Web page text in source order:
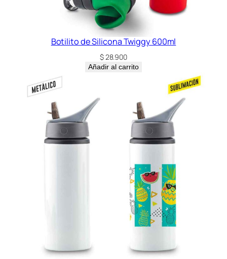
Botilito de Silicona Twiggy 600ml
$28.900
Añadir al carrito